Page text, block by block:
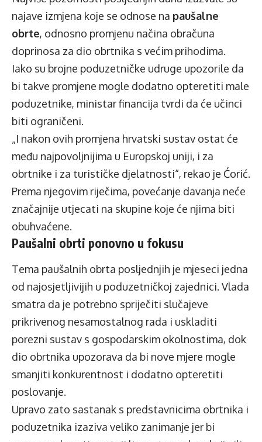
najave izmjena koje se odnose na paušalne
obrte, odnosno promjenu načina obračuna
doprinosa za dio obrtnika s većim prihodima.
Iako su brojne poduzetničke udruge upozorile da
bi takve promjene mogle dodatno opteretiti male
poduzetnike, ministar financija tvrdi da će učinci
biti ograničeni.
„I nakon ovih promjena hrvatski sustav ostat će
među najpovoljnijima u Europskoj uniji, i za
obrtnike i za turističke djelatnosti“, rekao je Ćorić.
Prema njegovim riječima, povećanje davanja neće
značajnije utjecati na skupine koje će njima biti
obuhvaćene.
Paušalni obrti ponovno u fokusu
Tema paušalnih obrta posljednjih je mjeseci jedna
od najosjetljivijih u poduzetničkoj zajednici. Vlada
smatra da je potrebno spriječiti slučajeve
prikrivenog nesamostalnog rada i uskladiti
porezni sustav s gospodarskim okolnostima, dok
dio obrtnika upozorava da bi nove mjere mogle
smanjiti konkurentnost i dodatno opteretiti
poslovanje.
Upravo zato sastanak s predstavnicima obrtnika i
poduzetnika izaziva veliko zanimanje jer bi